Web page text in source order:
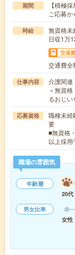
期間
【積極
ご応募
時給
無資格
日収1万
交通費
交通費全
仕事内容
介護関連
＜無資
るおじ
応募資格
職種未経
要
■無資格
以上採
職場の雰囲気
年齢層
20代
男女比率
女性